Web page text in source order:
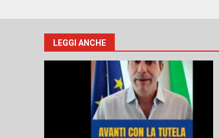
LEGGI ANCHE